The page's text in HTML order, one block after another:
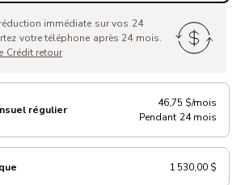
immédiate sur vos 24
votre téléphone après 24 mois.
Crédit retour
régulier
46,75 $/mois
Pendant 24 mois
1 530,00 $